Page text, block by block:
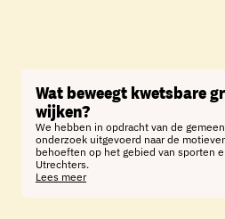
Wat beweegt kwetsbare
wijken?
We hebben in opdracht van de
onderzoek uitgevoerd naar de
behoeften op het gebied van sporten
Utrechters.
Lees meer